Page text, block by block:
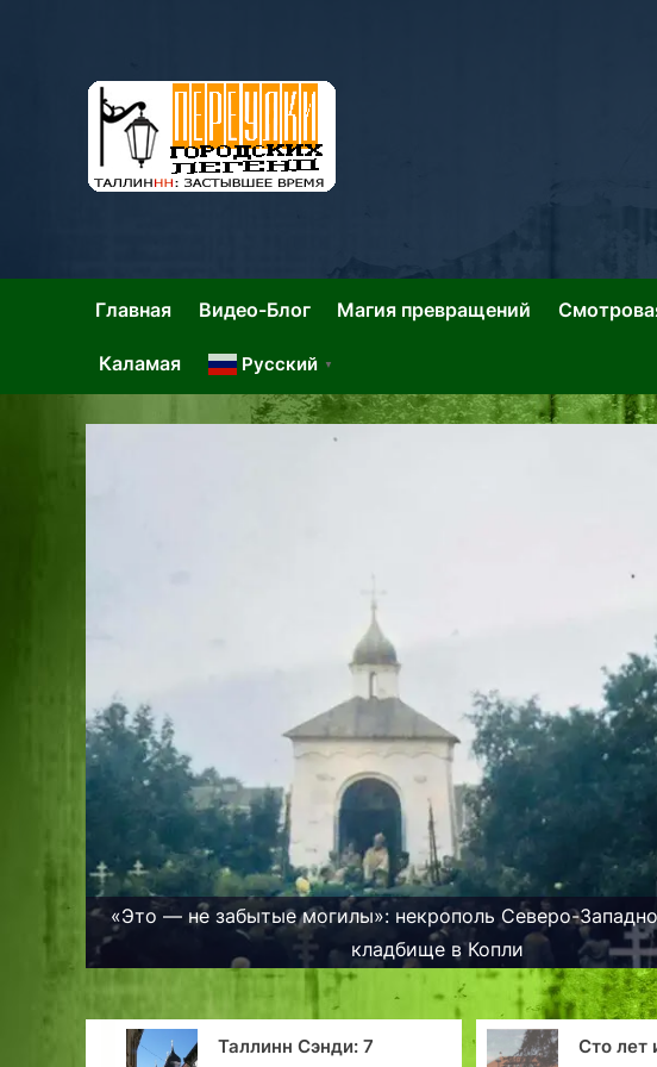
Таллин:
Главная Видео-Блог Магия превращений
Каламая Русский ▼
«Это — не забытые могилы»: некрополь Северо-
кладбище в Копли
Сто лет и один год: